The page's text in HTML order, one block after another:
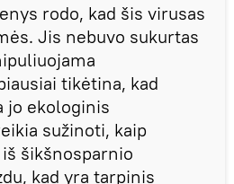
rodo, kad šis virusas
Jis nebuvo sukurtas
tikėtina, kad
jo ekologinis
sužinoti, kaip
šikšnosparnio
kad yra tarpinis